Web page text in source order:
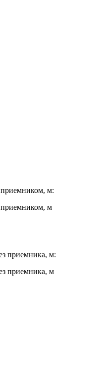
приемником, м:
приемником, м
приемника, м:
приемника, м